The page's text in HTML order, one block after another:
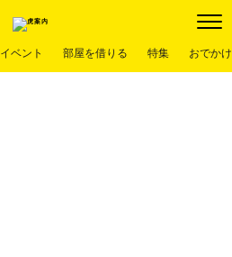
イベント 部屋を借りる 特集 おでか